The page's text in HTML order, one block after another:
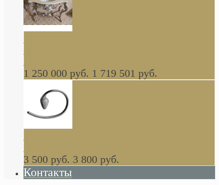
стиле барокко, из массива дерева, светло
коричневый матовый окрас + серебро
1 250 000 руб. 1 719 501 руб.
Khala Colombo аксессуары (серия) В
НАЛИЧИИ
3 500 руб. 3 800 руб.
Контакты